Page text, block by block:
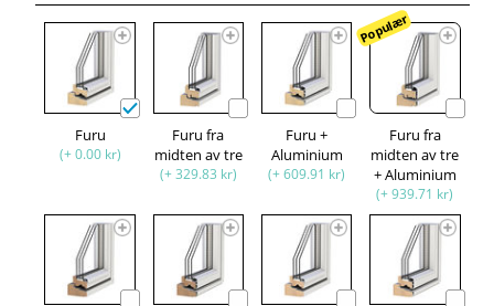
Furu
(+ 0.00 kr)
Furu fra
midten av tre
(+ 329.83 kr)
Furu +
Aluminium
(+ 609.91 kr)
Populær
Furu fra
midten av tre
+ Aluminium
(+ 939.71 kr)